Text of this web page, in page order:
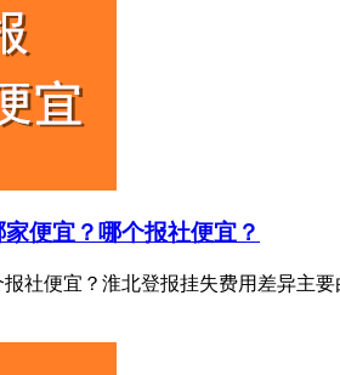
便宜？哪个报社便宜？
社便宜？淮北登报挂失费用差异主